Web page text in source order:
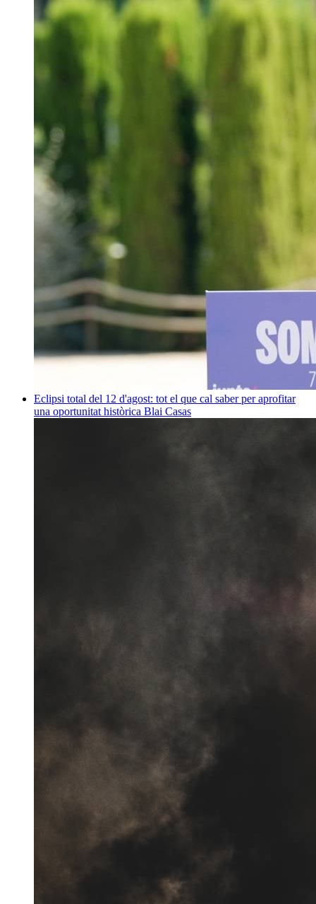
Eclipsi total del 12 d'agost: tot el que cal saber per aprofitar
una oportunitat històrica Blai Casas